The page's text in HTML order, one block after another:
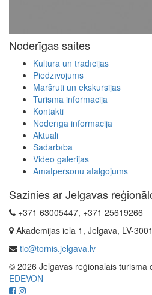
Noderīgas saites
Kultūra un tradīcijas
Piedzīvojums
Maršruti un ekskursijas
Tūrisma informācija
Kontakti
Noderīga informācija
Aktuāli
Sadarbība
Video galerijas
Amatpersonu atalgojums
Sazinies ar Jelgavas
+371 63005447, +371 25619266
Akadēmijas iela 1, Jelgava, LV-3001
tic@tornis.jelgava.lv
© 2026 Jelgavas reģionālais tūrisma
EDEVON